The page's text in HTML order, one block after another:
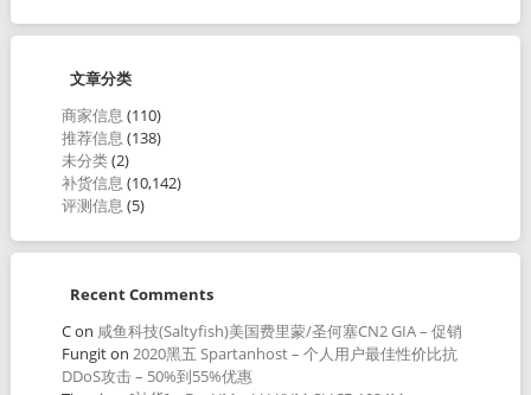
文章分类
商家信息 (110)
推荐信息 (138)
未分类(2)
补货信息 (10,142)
评测信息 (5)
Recent Comments
Con 咸鱼科技(Saltyfish)美国费里蒙/圣何塞CN2 GIA – 促销
Fungiton 2020黑五 Spartanhost – 个人用户最佳性价比抗
DDoS攻击 – 50%到55%优惠